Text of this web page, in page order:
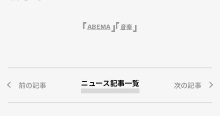
ABEMA 音楽
前の記事 ニュース記事一覧 次の記事